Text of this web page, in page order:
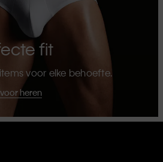
fit
voor elke behoefte.
heren